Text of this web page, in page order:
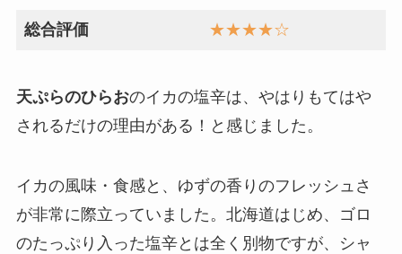
総合評価 ★★★★☆
天ぷらのひらおのイカの塩辛は、やはりもてはや
されるだけの理由がある！と感じました。
イカの風味・食感と、ゆずの香りのフレッシュさ
が非常に際立っていました。北海道はじめ、ゴロ
のたっぷり入った塩辛とは全く別物ですが、シャ